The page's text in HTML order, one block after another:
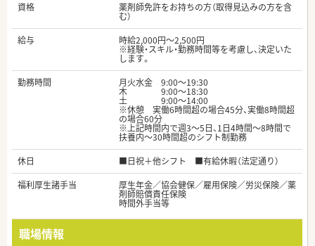
資格
薬剤師免許をお持ちの方（取得見込みの方を含
む）
給与
時給2,000円～2,500円
※経験・スキル・勤務時間等を考慮し、決定いた
します。
勤務時間
月火水金 9:00～19:30
木 9:00～18:30
土 9:00～14:00
※休憩 実働6時間超の場合45分、実働8時間超
の場合60分
※上記時間内で週3～5日、1日4時間～8時間で
扶養内～30時間超のシフト制勤務
休日
■日祝＋他シフト ■有給休暇（法定通り）
福利厚生諸手当
厚生年金／協会健保／雇用保険／労災保険／薬
剤師賠償責任保険
時間外手当等
職場情報